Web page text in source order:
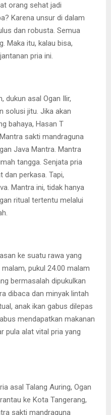
orang sehat jadi
Karena unsur di dalam
dan robusta. Semua
Maka itu, kalau bisa,
pria ini.
dukun asal Ogan Ilir,
solusi jitu. Jika akan
bahaya, Hasan T
sakti mandraguna
Java Mantra. Mantra
tangga. Senjata pria
dan perkasa. Tapi,
Mantra ini, tidak hanya
ritual tertentu melalui
ke suatu rawa yang
pukul 24.00 malam
bermasalah dipukulkan
dibaca dan minyak lintah
anak ikan gabus dilepas
mendapatkan makanan
pula alat vital pria yang
asal Talang Auring, Ogan
ke Kota Tangerang,
sakti mandraguna